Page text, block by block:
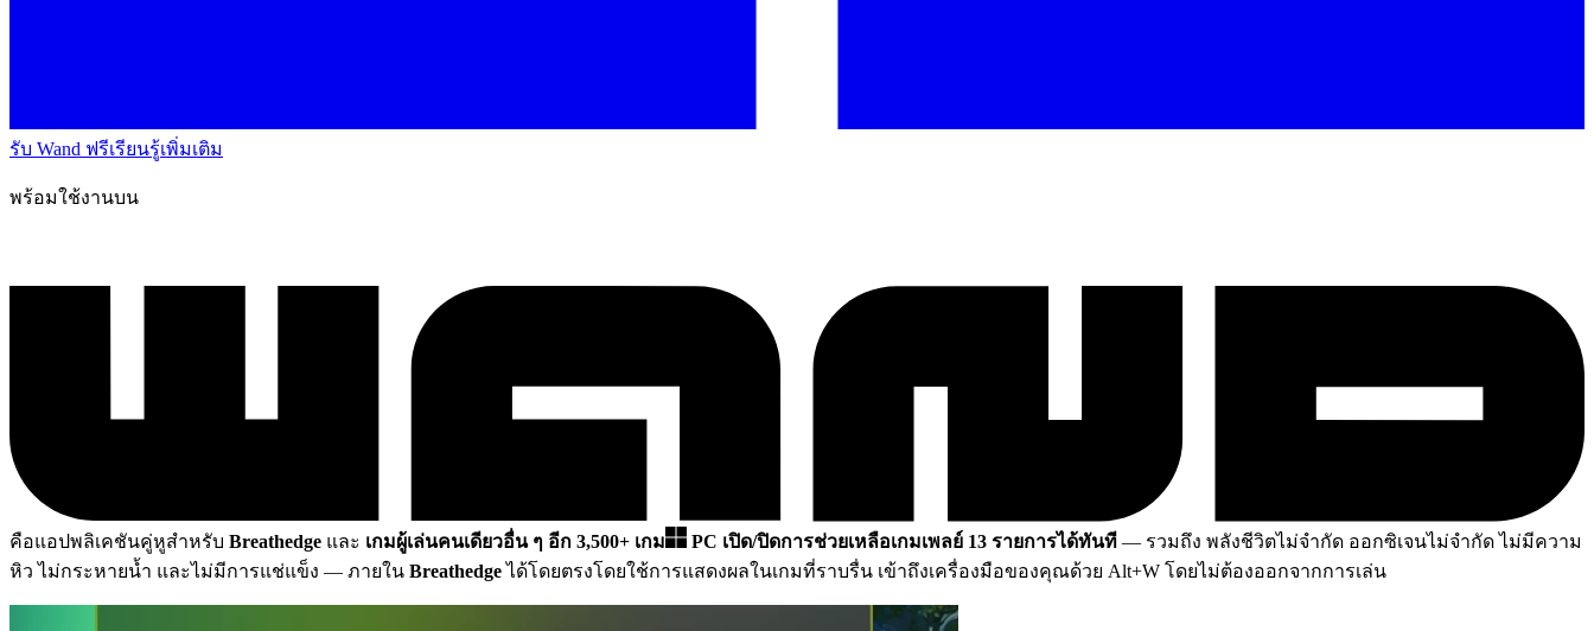
รับ Wand ฟรีเรียนรู้เพิ่มเติม
พร้อมใช้งานบน
คือแอปพลิเคชันคู่หูสำหรับ Breathedge และ เกมผู้เล่นคนเดียวอื่น ๆ อีก 3,500+ เกม PC เปิด/ปิดการช่วยเหลือเกมเพลย์ 13 รายการได้ทันที — รวมถึง พลังชีวิตไม่จำกัด ออกซิเจนไม่จำกัด ไม่มีความ
หิว ไม่กระหายน้ำ และไม่มีการแช่แข็ง — ภายใน Breathedgeได้โดยตรงโดยใช้การแสดงผลในเกมที่ราบรื่น เข้าถึงเครื่องมือของคุณด้วย Alt+W โดยไม่ต้องออกจากการเล่น